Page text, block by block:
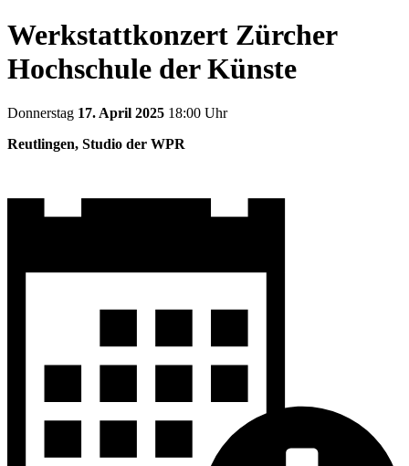
Werkstattkonzert Zürcher
Hochschule der Künste
Donnerstag 17. April 2025 18:00 Uhr
Reutlingen, Studio der WPR